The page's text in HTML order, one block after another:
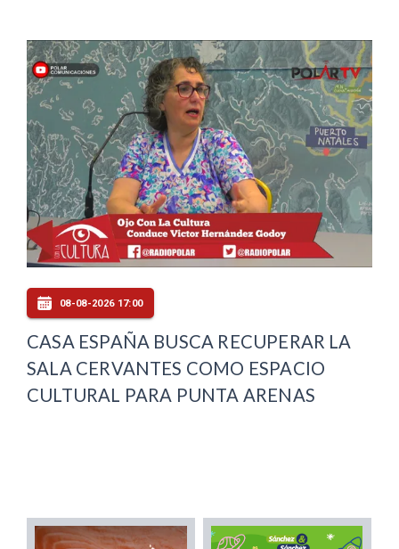
08-08-2026 17:00
CASA ESPAÑA BUSCA RECUPERAR LA
SALA CERVANTES COMO ESPACIO
CULTURAL PARA PUNTA ARENAS